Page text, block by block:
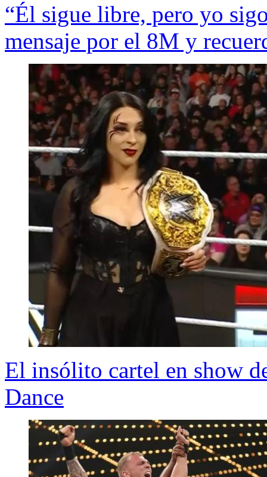
“Él sigue libre, pero yo
mensaje por el 8M y
El insólito cartel en show
Dance